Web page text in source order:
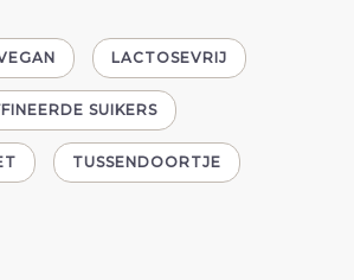
LACTOSEVRIJ
SUIKERS
TUSSENDOORTJE